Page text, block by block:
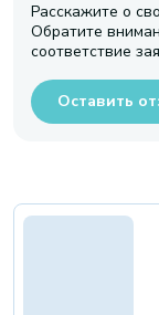
Расскажите о
Обратите
соответствие
Оставить